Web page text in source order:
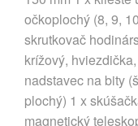
očkoplochý (8, 9,
skrutkovač
krížový,
nadstavec na bity
plochý) 1 x
magnetický